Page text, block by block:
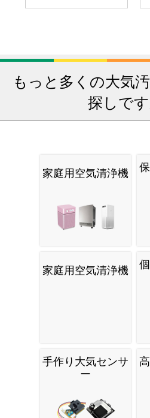
もっと多くの大気
探しで
家庭用空気清浄機
家庭用空気清浄機
手作り大気センサ
ー